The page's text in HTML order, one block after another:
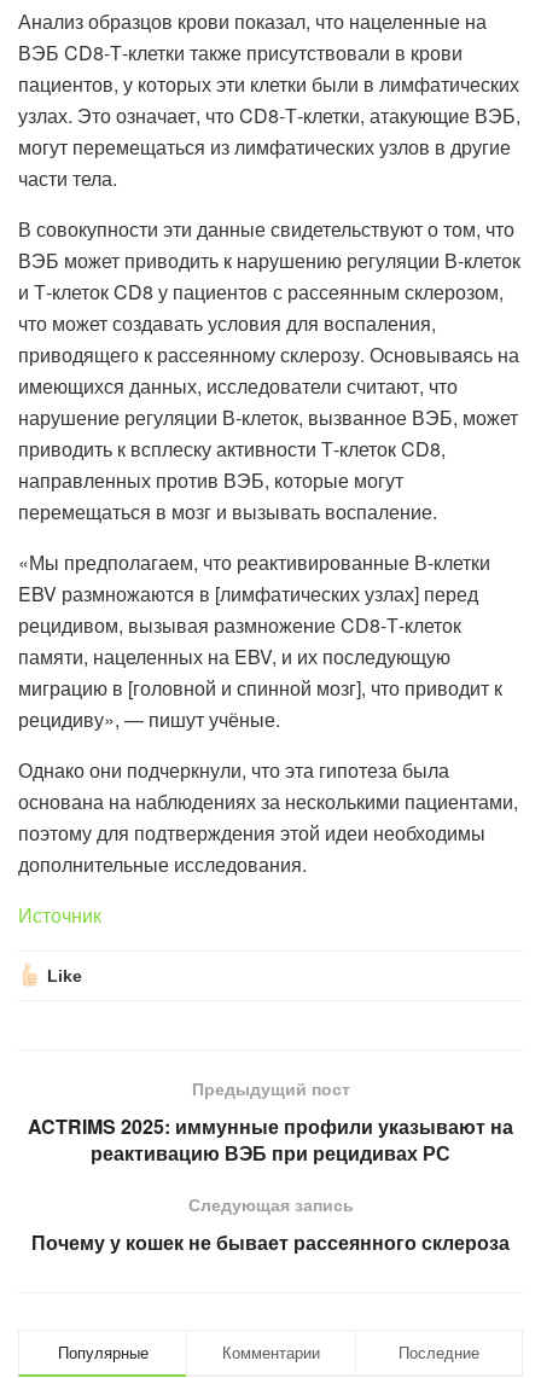
Анализ образцов крови показал, что нацеленные на
ВЭБ CD8-Т-клетки также присутствовали в крови
пациентов, у которых эти клетки были в лимфатических
узлах. Это означает, что CD8-Т-клетки, атакующие ВЭБ,
могут перемещаться из лимфатических узлов в другие
части тела.
В совокупности эти данные свидетельствуют о том, что
ВЭБ может приводить к нарушению регуляции В-клеток
и Т-клеток CD8 у пациентов с рассеянным склерозом,
что может создавать условия для воспаления,
приводящего к рассеянному склерозу. Основываясь на
имеющихся данных, исследователи считают, что
нарушение регуляции В-клеток, вызванное ВЭБ, может
приводить к всплеску активности Т-клеток CD8,
направленных против ВЭБ, которые могут
перемещаться в мозг и вызывать воспаление.
«Мы предполагаем, что реактивированные В-клетки
EBV размножаются в [лимфатических узлах] перед
рецидивом, вызывая размножение CD8-Т-клеток
памяти, нацеленных на EBV, и их последующую
миграцию в [головной и спинной мозг], что приводит к
рецидиву», — пишут учёные.
Однако они подчеркнули, что эта гипотеза была
основана на наблюдениях за несколькими пациентами,
поэтому для подтверждения этой идеи необходимы
дополнительные исследования.
Источник
Like
Предыдущий пост
ACTRIMS 2025: иммунные профили указывают на
реактивацию ВЭБ при рецидивах РС
Следующая запись
Почему у кошек не бывает рассеянного склероза
Популярные Комментарии Последние